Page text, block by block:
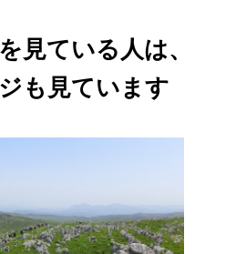
見ている人は、
も見ています